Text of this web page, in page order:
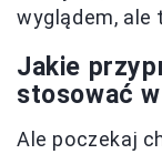
wyglądem, ale
Jakie
stosować
Ale poczekaj